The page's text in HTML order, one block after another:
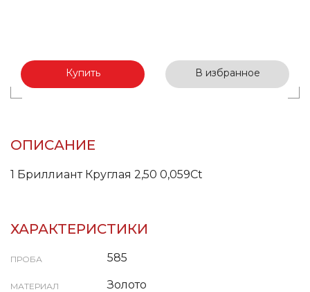
Купить В избранное
ОПИСАНИЕ
1 Бриллиант Круглая 2,50 0,059Ct
ХАРАКТЕРИСТИКИ
ПРОБА 585
МАТЕРИАЛ Золото